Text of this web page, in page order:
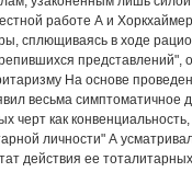
работе А и
сплющиваясь в ходе
представлений",
На основе
весьма симптоматичное
черт как конвенциальность,
личности" А
действия ее